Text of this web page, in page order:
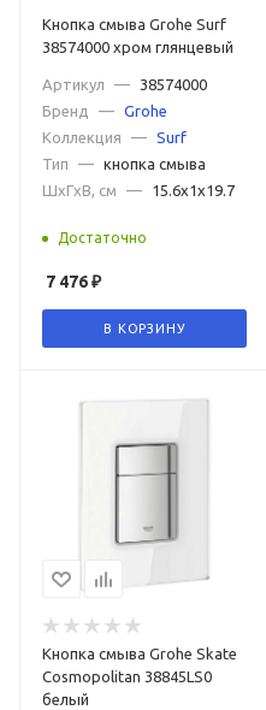
Кнопка смыва Grohe Surf
38574000 хром глянцевый
Артикул —
38574000
Бренд
— Grohe
Коллекция
— Surf
Тип
— кнопка смыва
ШxГxВ, см
— 15.6x1x19.7
Достаточно
7 476₽
В КОРЗИНУ
Кнопка смыва Grohe Skate
Cosmopolitan 38845LS0
белый